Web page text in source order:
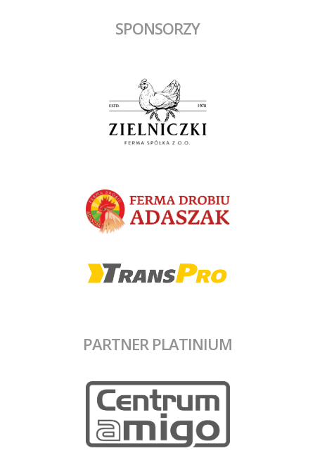
SPONSORZY
PARTNER PLATINIUM